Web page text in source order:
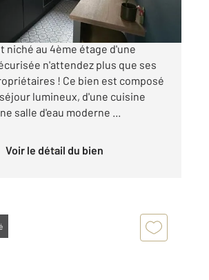
- CENTRE VILLE Cet
niché au 4ème étage d'une
n'attendez plus que ses
! Ce bien est composé
lumineux, d'une cuisine
salle d'eau moderne ...
Voir le détail du bien